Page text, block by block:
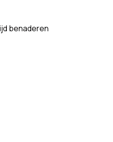
benaderen